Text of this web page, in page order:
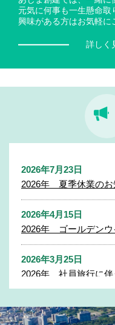
元気に何事も一生懸命取
興味がある方はお気軽に
詳しく
2026年7月23日
2026年 夏季休業のお
2026年4月15日
2026年 ゴールデンウ
2026年3月25日
2026年 社員旅行に伴
2025年11月27日
2025年 年末年始休業